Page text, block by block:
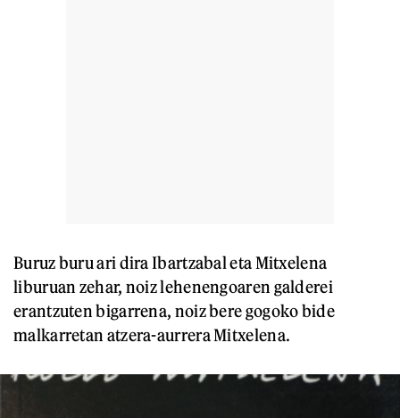
Buruz buru ari dira Ibartzabal eta Mitxelena
liburuan zehar, noiz lehenengoaren galderei
erantzuten bigarrena, noiz bere gogoko bide
malkarretan atzera-aurrera Mitxelena.